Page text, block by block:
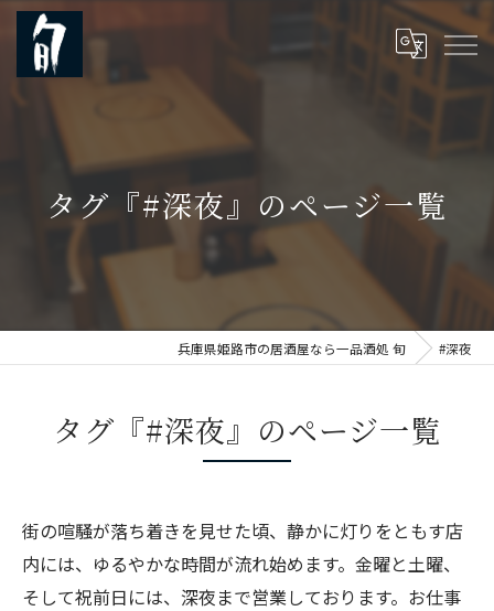
タグ『#深夜』のページ一覧
兵庫県姫路市の居酒屋なら一品酒処 旬 #深夜
タグ『#深夜』のページ一覧
街の喧騒が落ち着きを見せた頃、静かに灯りをともす店
内には、ゆるやかな時間が流れ始めます。金曜と土曜、
そして祝前日には、深夜まで営業しております。お仕事